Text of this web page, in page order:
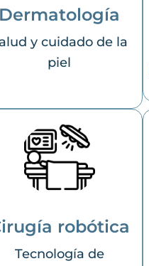
Dermatología
y cuidado de la
piel
robótica
Tecnología de